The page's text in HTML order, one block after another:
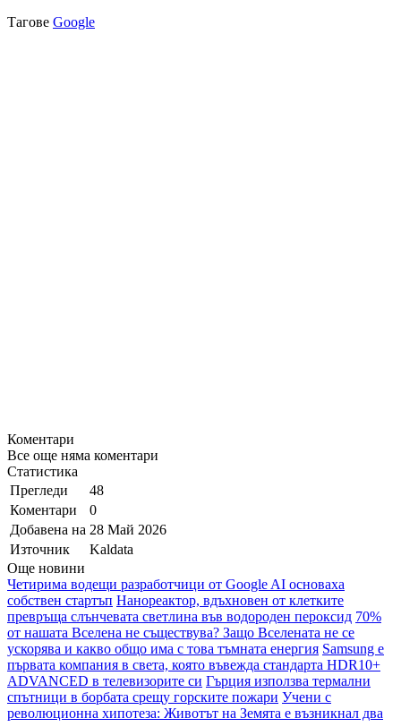
Тагове Google
Коментари
Все още няма коментари
Статистика
Прегледи
48
Коментари
0
Добавена на 28 Май 2026
Източник
Kaldata
Още новини
Четирима водещи разработчици от Google AI основаха
собствен стартъп Нанореактор, вдъхновен от клетките
превръща слънчевата светлина във водороден пероксид 70%
от нашата Вселена не съществува? Защо Вселената не се
ускорява и какво общо има с това тъмната енергия Samsung e
първата компания в света, която въвежда стандарта HDR10+
ADVANCED в телевизорите си Гърция използва термални
спътници в борбата срещу горските пожари Учени с
революционна хипотеза: Животът на Земята е възникнал два